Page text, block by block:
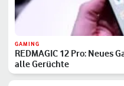
GAMING
REDMAGIC 12 Pro: Neues
alle Gerüchte